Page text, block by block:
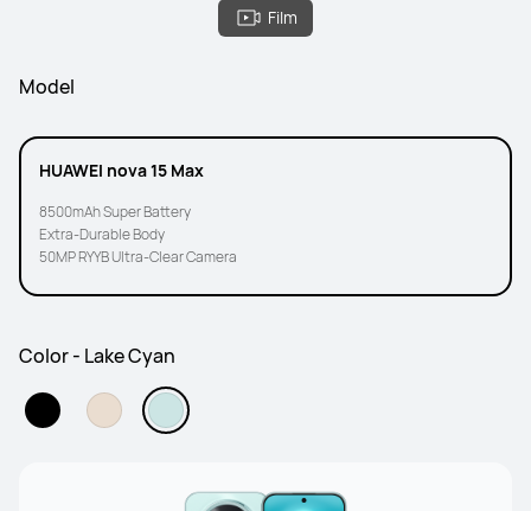
Film
Model
HUAWEI nova 15 Max
8500mAh Super Battery
Extra-Durable Body
50MP RYYB Ultra-Clear Camera
Color - Lake Cyan